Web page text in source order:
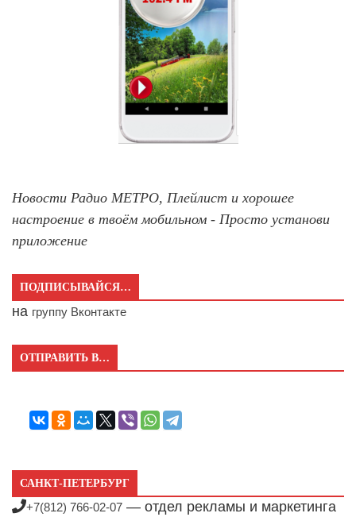
Новости Радио МЕТРО, Плейлист и хорошее
настроение в твоём мобильном - Просто установи
приложение
ПОДПИСЫВАЙСЯ…
на группу Вконтакте
ОТПРАВИТЬ В…
САНКТ-ПЕТЕРБУРГ
+7(812) 766-02-07 — отдел рекламы и маркетинга